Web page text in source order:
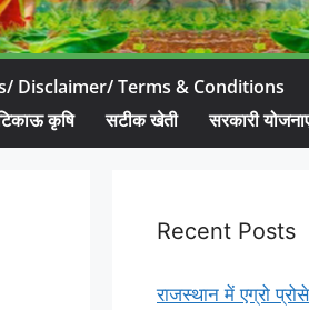
Disclaimer/ Terms & Conditions
कृषि सटीक खेती सरकारी
Recent Posts
राजस्थान में एग्रो